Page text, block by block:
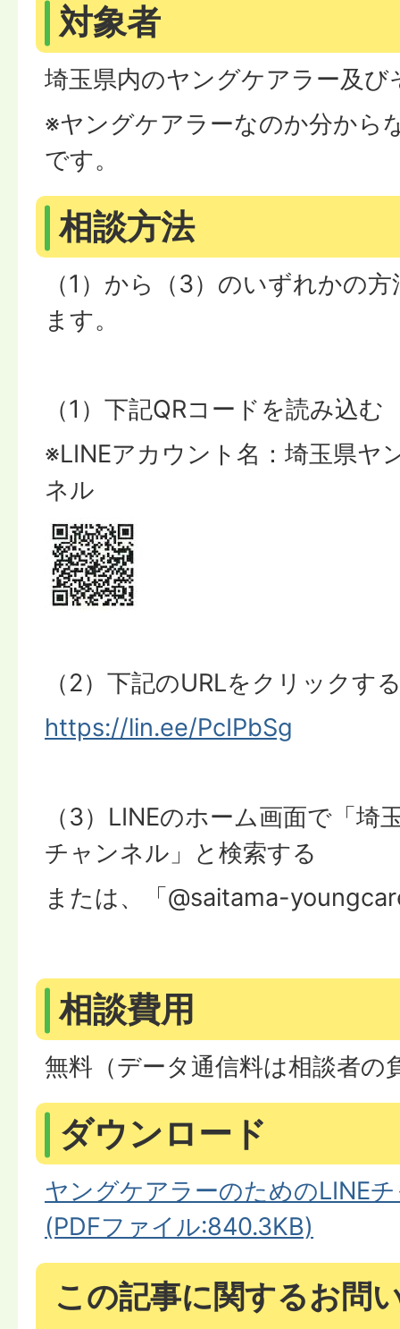
対象者
埼玉県内のヤングケアラー及び
※ヤングケアラーなのか分から
です。
相談方法
（1）から（3）のいずれかの
ます。
（1）下記QRコードを読み込む
※LINEアカウント名：埼玉県ヤ
ネル
（2）下記のURLをクリックす
https://lin.ee/PcIPbSg
（3）LINEのホーム画面で「埼
チャンネル」と検索する
または、「@saitama-
相談費用
無料（データ通信料は相談者の
ダウンロード
ヤングケアラーのためのLINE
(PDFファイル:840.3KB)
この記事に関するお問